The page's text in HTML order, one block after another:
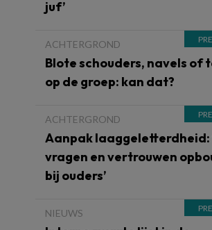
juf’
ACHTERGROND
Blote schouders, navels of
op de groep: kan dat?
ACHTERGROND
Aanpak laaggeletterdheid:
vragen en vertrouwen
bij ouders’
NIEUWS